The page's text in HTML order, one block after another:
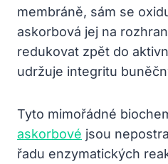
membráně, sám se
askorbová jej na
redukovat zpět do
udržuje integritu
Tyto mimořádné
askorbové jsou
řadu enzymatických